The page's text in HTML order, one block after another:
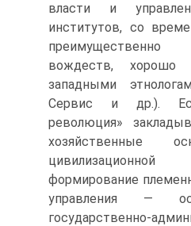
власти и
институтов, со
вождеств, хорошо
западными
Сервис и др.).
революция»
хозяйственные
формирование
управления —
государственно-